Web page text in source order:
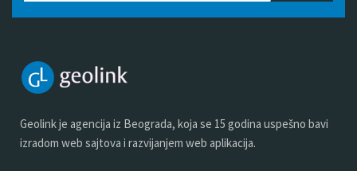
Geolink je agencija iz Beograda, koja se 15 godina uspešno bavi
izradom web sajtova i razvijanjem web aplikacija.